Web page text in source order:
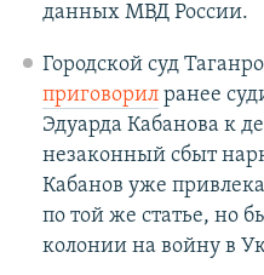
данных МВД России.
Городской суд
приговорилранее
Эдуарда Кабанова к
незаконный сбыт
Кабанов уже
по той же статье, но
колонии на войну в